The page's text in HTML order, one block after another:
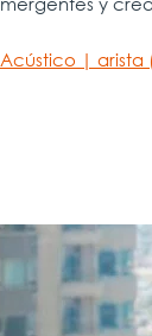
| arista